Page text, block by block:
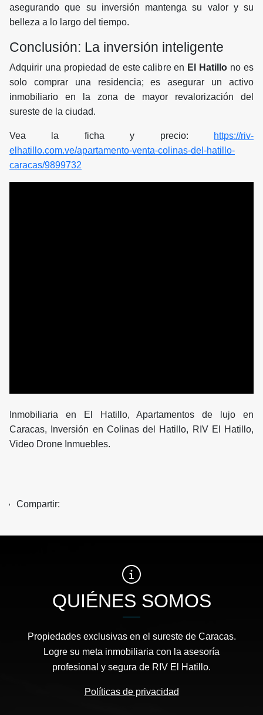
asegurando que su inversión mantenga su valor y su
belleza a lo largo del tiempo.
Conclusión: La inversión inteligente
Adquirir una propiedad de este calibre en El Hatillo no es
solo comprar una residencia; es asegurar un activo
inmobiliario en la zona de mayor revalorización del
sureste de la ciudad.
Vea la ficha y precio:
https://riv-
elhatillo.com.ve/apartamento-venta-colinas-del-hatillo-
caracas/9899732
Inmobiliaria en El Hatillo, Apartamentos de lujo en
Caracas, Inversión en Colinas del Hatillo, RIV El Hatillo,
Video Drone Inmuebles.
Compartir:
QUIÉNES SOMOS
Propiedades exclusivas en el sureste de Caracas.
Logre su meta inmobiliaria con la asesoría
profesional y segura de RIV El Hatillo.
Políticas de privacidad